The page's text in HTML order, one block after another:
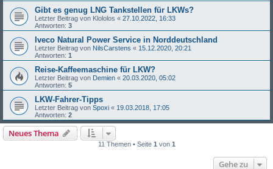
Gibt es genug LNG Tankstellen für LKWs?
Letzter Beitrag von Klololos « 27.10.2022, 16:33
Antworten: 3
Iveco Natural Power Service in Norddeutschland
Letzter Beitrag von NilsCarstens « 15.12.2020, 20:21
Antworten: 1
Reise-Kaffeemaschine für LKW?
Letzter Beitrag von Demien « 20.03.2020, 05:02
Antworten: 5
LKW-Fahrer-Tipps
Letzter Beitrag von Spoxi « 19.03.2018, 17:05
Antworten: 2
Neues Thema
11 Themen • Seite 1 von 1
Gehe zu